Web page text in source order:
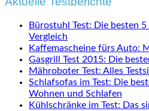
Bürostuhl Test: Die besten
Vergleich
Kaffemascheine fürs Auto:
Gasgrill Test 2015: Die
Mähroboter Test: Alles
Schlafsofas im Test: Die
Wohnen und Schlafen
Kühlschränke im Test: Das